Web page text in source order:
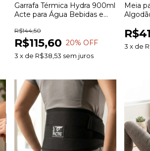
Garrafa Térmica Hydra 900ml
Acte para Água Bebidas e
R$115,60
R$144,50
20% OFF
3 x de R$38,53 sem juros
Meia
3 x de